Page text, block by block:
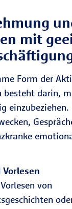
mit
Form der
besteht darin,
einzubeziehen.
Vorlesen
von